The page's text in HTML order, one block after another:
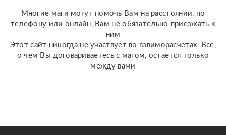
Многие маги могут помочь Вам на расстоянии, по
телефону или онлайн, Вам не обязательно приезжать к
ним
Этот сайт никогда не участвует во взвиморасчетах. Все,
о чем Вы договариваетесь с магом, остается только
между вами